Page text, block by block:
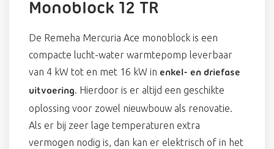
Monoblock 12 TR
De Remeha Mercuria Ace monoblock is een
compacte lucht-water warmtepomp leverbaar
van 4 kW tot en met 16 kW in enkel- en driefase
uitvoering. Hierdoor is er altijd een geschikte
oplossing voor zowel nieuwbouw als renovatie.
Als er bij zeer lage temperaturen extra
vermogen nodig is, dan kan er elektrisch of in het